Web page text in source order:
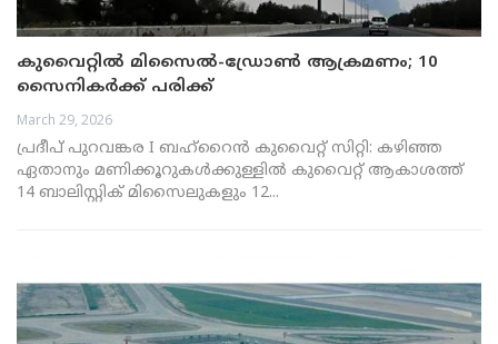
കുവൈറ്റിൽ മിസൈൽ-ഡ്രോൺ ആക്രമണം; 10
സൈനികർക്ക് പരിക്ക്
March 29, 2026
പ്രദീപ് പുറവങ്കര I ബഹ്റൈൻ കുവൈറ്റ് സിറ്റി: കഴിഞ്ഞ
ഏതാനും മണിക്കൂറുകൾക്കുള്ളിൽ കുവൈറ്റ് ആകാശത്ത്
14 ബാലിസ്റ്റിക് മിസൈലുകളും 12...